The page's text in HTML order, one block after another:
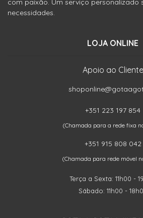
com paixão. Um serviço personalizado
necessidades.
LOJA ONLINE
Apoio ao Cliente
+351 223 197 854
(Chamada para a rede fixa
+351 915 808 042
(Chamada para rede móvel
Terça a Sexta: 11h00 -
Sábado: 11h00 -